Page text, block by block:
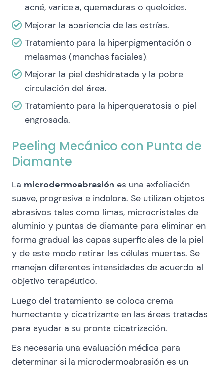
acné, varicela, quemaduras o queloides.
Mejorar la apariencia de las estrías.
Tratamiento para la hiperpigmentación o
melasmas (manchas faciales).
Mejorar la piel deshidratada y la pobre
circulación del área.
Tratamiento para la hiperqueratosis o piel
engrosada.
Peeling Mecánico con Punta de
Diamante
La microdermoabrasión es una exfoliación
suave, progresiva e indolora. Se utilizan objetos
abrasivos tales como limas, microcristales de
aluminio y puntas de diamante para eliminar en
forma gradual las capas superficiales de la piel
y de este modo retirar las células muertas. Se
manejan diferentes intensidades de acuerdo al
objetivo terapéutico.
Luego del tratamiento se coloca crema
humectante y cicatrizante en las áreas tratadas
para ayudar a su pronta cicatrización.
Es necesaria una evaluación médica para
determinar si la microdermoabrasión es un